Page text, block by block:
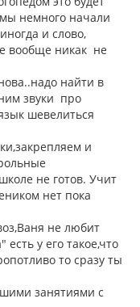
немного начали
и слово,
вообще никак не
найти в
звуки про
шевелиться
и
не готов. Учит
нет пока
не любит
у его такое,что
то сразу ты
занятиями с